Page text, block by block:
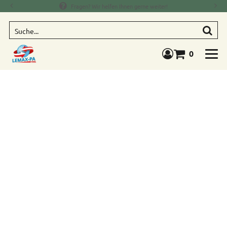
Fragen? Wir helfen Ihnen gerne weiter!
Warenkorb
0